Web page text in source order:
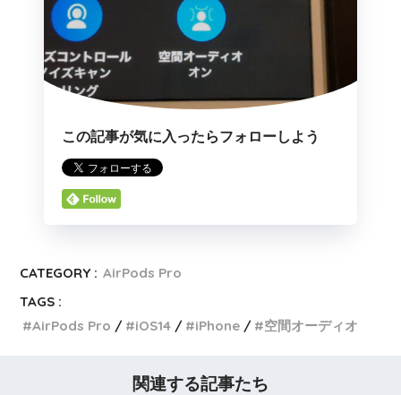
この記事が気に入ったらフォローしよう
CATEGORY : AirPods Pro
TAGS :
AirPods Pro
iOS14 iPhone 空間オーディオ
関連する記事たち